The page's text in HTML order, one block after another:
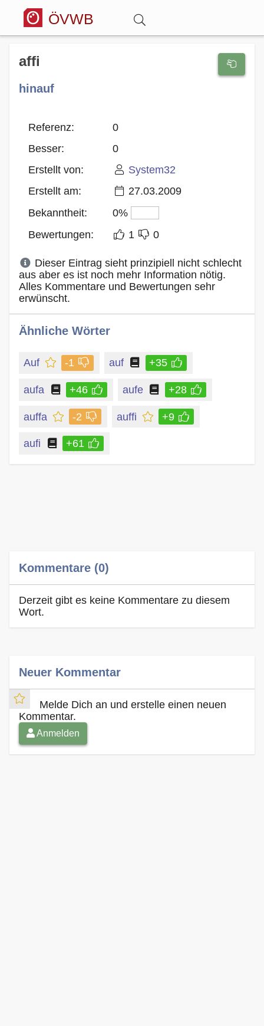
ÖVWB
Wörterbuch
Hitparade
Forum
affi
hinauf
Referenz:
0
Besser:
0
Erstellt von:
System32
Erstellt am:
27.03.2009
Bekanntheit:
0%
Bewertungen:
1 0
Dieser Eintrag sieht prinzipiell nicht schlecht
aus aber es ist noch mehr Information nötig.
Alles Kommentare und Bewertungen sehr
erwünscht.
Ähnliche Wörter
Auf -1 auf +35
aufa +46 aufe +28
auffa -2 auffi +9
aufi +61
Kommentare (0)
Derzeit gibt es keine Kommentare zu diesem
Wort.
Neuer Kommentar
Melde Dich an und erstelle einen neuen
Kommentar.
Anmelden